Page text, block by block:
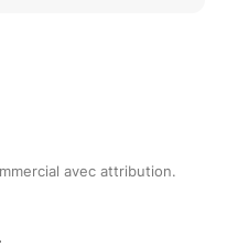
avec attribution.